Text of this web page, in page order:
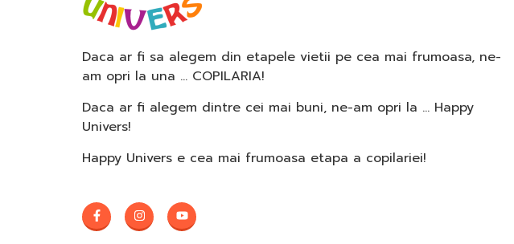
Daca ar fi sa alegem din etapele vietii pe cea mai frumoasa, ne-
am opri la una … COPILARIA!
Daca ar fi alegem dintre cei mai buni, ne-am opri la … Happy
Univers!
Happy Univers e cea mai frumoasa etapa a copilariei!